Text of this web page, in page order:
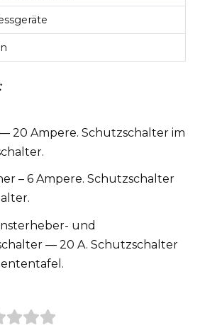
20 Ampere. Schutzschalter im
– 6 Ampere. Schutzschalter
und
— 20 A. Schutzschalter